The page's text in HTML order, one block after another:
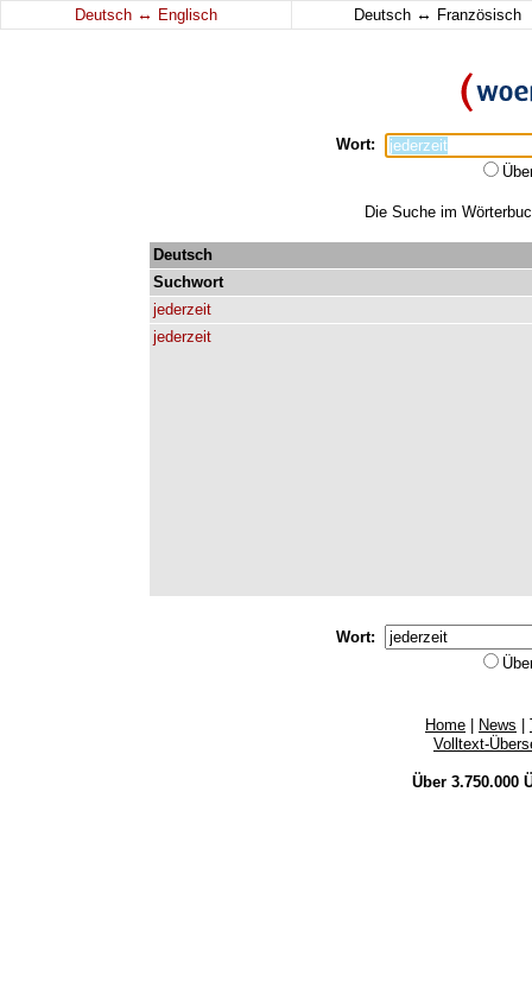
Deutsch ↔ Englisch Deutsch ↔ Französisch
Wort:
Die Suche im
Deutsch
Suchwort
jederzeit
jederzeit
Wort:
Home News
Volltext-
Über 3.750.000